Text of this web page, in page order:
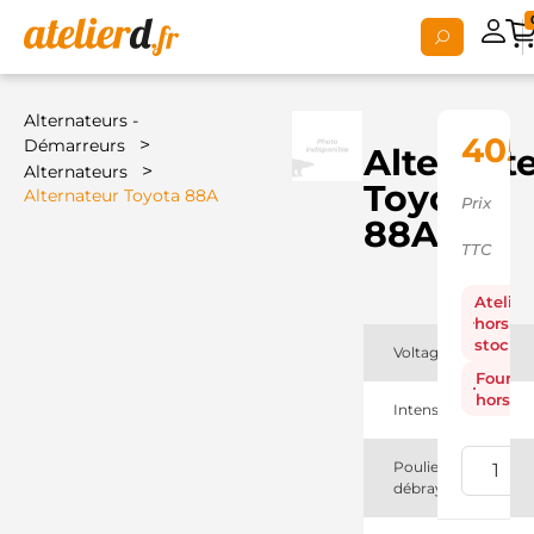
Alternateurs -
Démarreurs
>
Alternateurs >
Alternateur Toyota 88A
Toyota
88A
Voltage
Intensité
Poulie
débrayable
Prix
TTC
Atelier
hors
stock
hors